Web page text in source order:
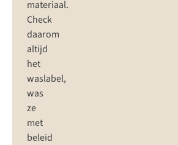
materiaal.
Check
daarom
altijd
het
waslabel,
was
ze
met
beleid